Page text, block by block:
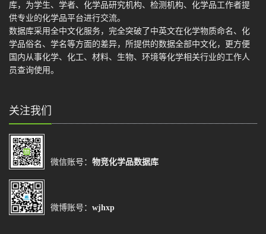
库，为学生、学者、化学品研究机构、检测机构、化学品工作者提
供专业的化学品平台进行交流。
数据库采用全中文化服务，完全突破了中英文在化学物质命名、化
学品俗名、学名等方面的差异，所提供的数据全部中文化，更方便
国内从事化学、化工、材料、生物、环境等化学相关行业的工作人
员查询使用。
关注我们
微信账号： 物竞化学品数据库
微博账号： wjhxp